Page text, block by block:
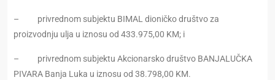
– privrednom subjektu BIMAL dioničko društvo za
proizvodnju ulja u iznosu od 433.975,00 KM; i
– privrednom subjektu Akcionarsko društvo BANJALUČKA
PIVARA Banja Luka u iznosu od 38.798,00 KM.